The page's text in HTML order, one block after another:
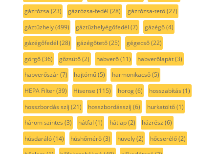
gázrózsa (23) gázrózsa-fedél (28) gázrózsa-tető(27)
gáztűzhely(499) gáztűzhelyégőfedél (7) gázégő(4)
gázégőfedél (28) gázégőtető(25) gégecső(22)
görgő(36) gőzsütő(2) habverő(11) habverőlapát(3)
habverőszár(7) hajtómű(5) harmonikacső(5)
HEPA Filter(39) Hisense (115) horog(6) hosszabítás (1)
hosszbordás szíj (21) hosszbordásszíj (6) hurkatöltő(1)
három szintes (3) hátfal (1) hátlap(2) házrész (6)
húsdaráló(14) húshőmérő(3) hüvely(2) hőcserélő(2)